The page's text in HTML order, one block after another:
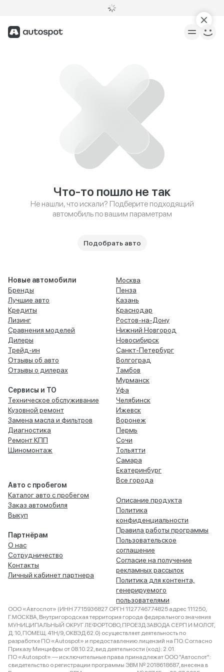
Что-то пошло не так
Не нашли, что искали? Подберите подходящий
автомобиль по вашим параметрам
Подобрать авто
Новые автомобили
Бренды
Лучшие авто
Кредиты
Лизинг
Сравнения моделей
Дилеры
Трейд-ин
Отзывы об авто
Отзывы о дилерах
Сервисы и ТО
Техническое обслуживание
Кузовной ремонт
Замена масла и фильтров
Диагностика
Ремонт КПП
Шиномонтаж
Авто с пробегом
Каталог авто с пробегом
Заказ автомобиля
Выкуп
Партнёрам
О нас
Сотрудничество
Контакты
Личный кабинет партнера
Москва
Пенза
Казань
Краснодар
Ростов-на-Дону
Нижний Новгород
Новосибирск
Санкт-Петербург
Волгоград
Тамбов
Мурманск
Уфа
Челябинск
Ижевск
Воронеж
Пермь
Сочи
Тольятти
Самара
Екатеринбург
Все города
Описание продукта
Политика
конфиденциальности
Правила работы программы
Пользовательское
соглашение
Согласие на получение
рекламных рассылок
Политика для контента,
генерируемого
пользователями
ООО «Автоспот» (ИНН 7715936827 ОРГН 1127746774825 адрес 111250,
Г.МОСКВА, Внутригородская территория города федерального значения
МУНИЦИПАЛЬНЫЙ ОКРУГ ЛЕФОРТОВО, ПРОЕЗД ЗАВОДА СЕРП И МОЛОТ,
Д. 10, ПОМЕЩ. 41Н/9, ОКВЭД 62.0) осуществляет деятельность по
разработке ПО «Autospot» и предоставлению лицензий на ПО. Согласно
Приказу Минцифры от 08.10.22, вид деятельности (код): 2.01.
ПО «Autospot» — исключительные права принадлежат ООО "Автоспот":
свидетельство о регистрации программы ЭВМ № 2018618687, внесена в